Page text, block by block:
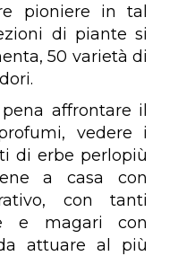
pioniere in tal
di piante si
50 varietà di
affrontare il
vedere i
di erbe perlopiù
a casa con
con tanti
e magari con
attuare al più